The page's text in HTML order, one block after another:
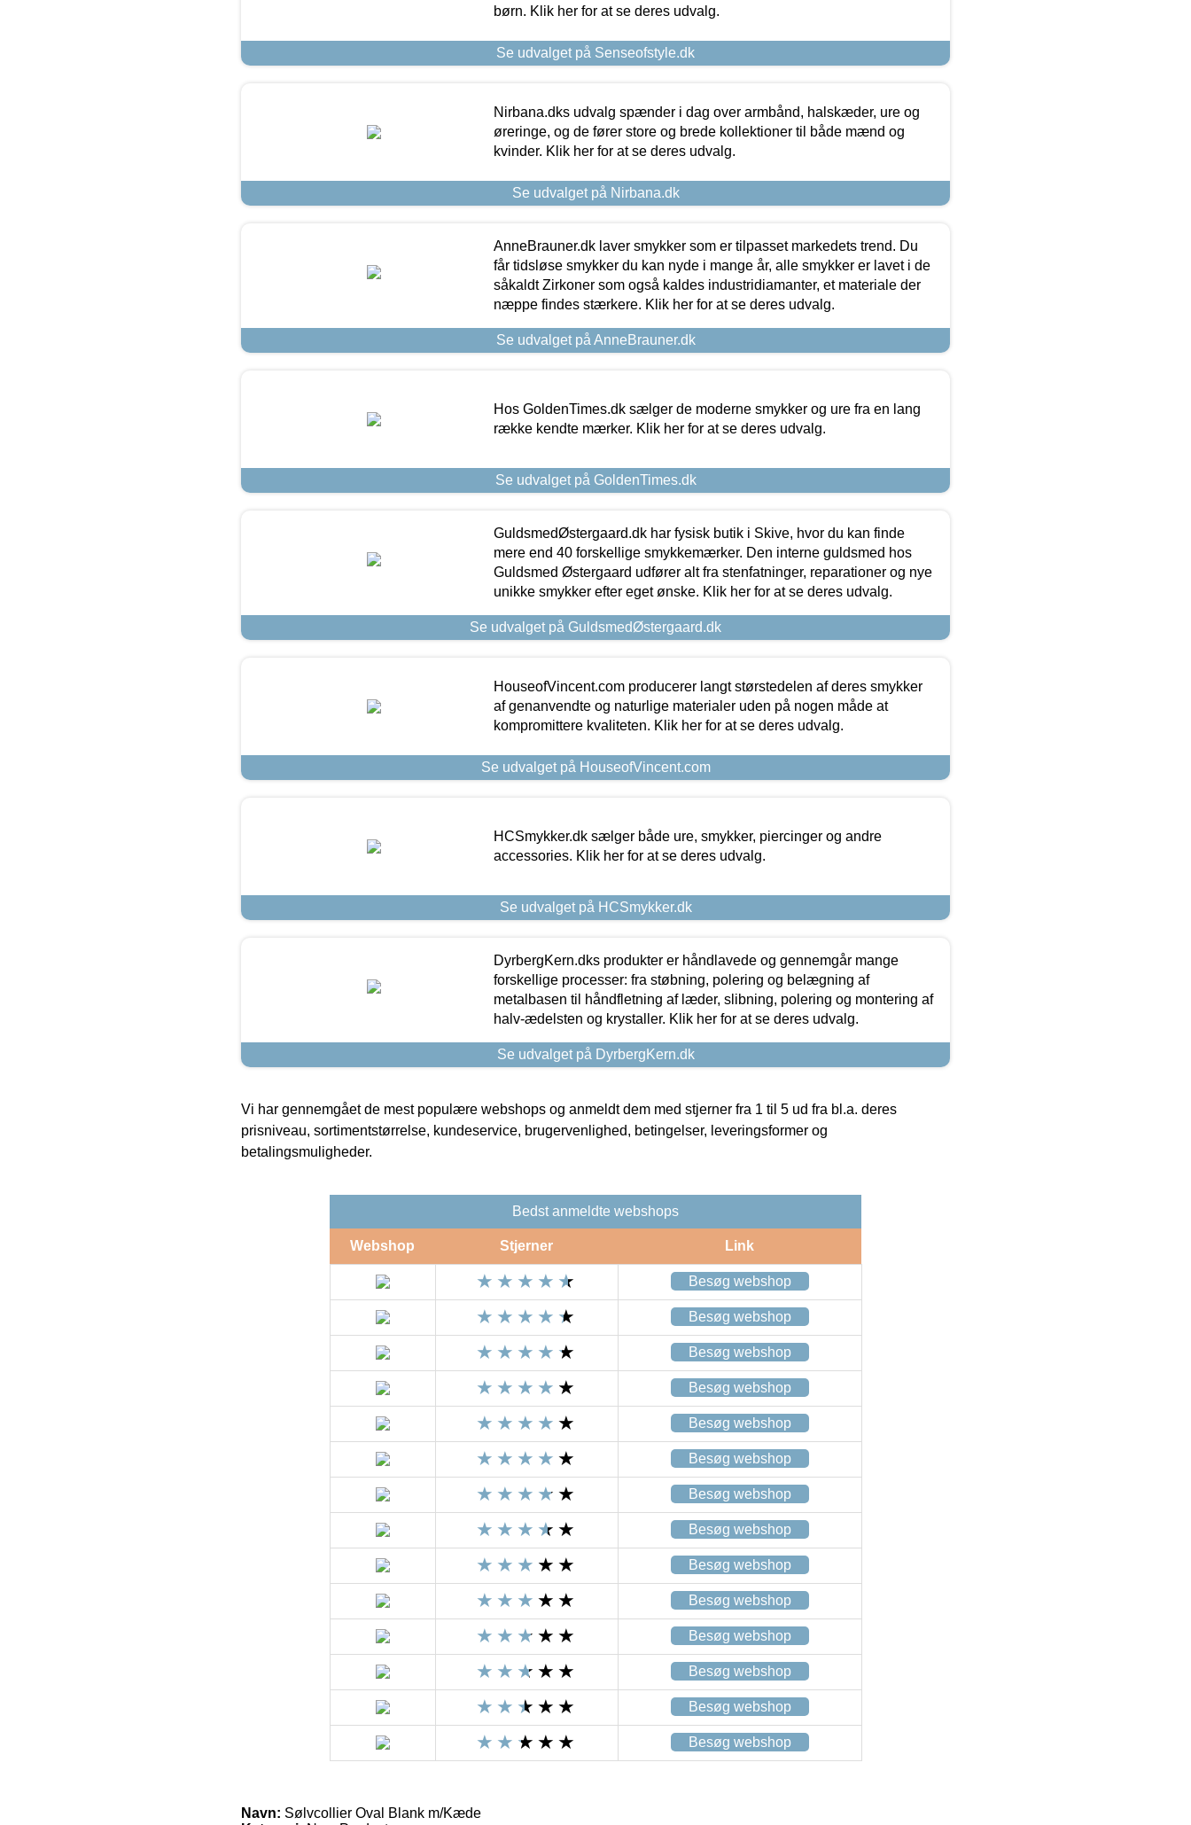
børn. Klik her for at se deres udvalg.
Se udvalget på Senseofstyle.dk
Nirbana.dks udvalg spænder i dag over armbånd, halskæder, ure og
øreringe, og de fører store og brede kollektioner til både mænd og
kvinder. Klik her for at se deres udvalg.
Se udvalget på Nirbana.dk
AnneBrauner.dk laver smykker som er tilpasset markedets trend. Du
får tidsløse smykker du kan nyde i mange år, alle smykker er lavet i de
såkaldt Zirkoner som også kaldes industridiamanter, et materiale der
næppe findes stærkere. Klik her for at se deres udvalg.
Se udvalget på AnneBrauner.dk
Hos GoldenTimes.dk sælger de moderne smykker og ure fra en lang
række kendte mærker. Klik her for at se deres udvalg.
Se udvalget på GoldenTimes.dk
GuldsmedØstergaard.dk har fysisk butik i Skive, hvor du kan finde
mere end 40 forskellige smykkemærker. Den interne guldsmed hos
Guldsmed Østergaard udfører alt fra stenfatninger, reparationer og nye
unikke smykker efter eget ønske. Klik her for at se deres udvalg.
Se udvalget på GuldsmedØstergaard.dk
HouseofVincent.com producerer langt størstedelen af deres smykker
af genanvendte og naturlige materialer uden på nogen måde at
kompromittere kvaliteten. Klik her for at se deres udvalg.
Se udvalget på HouseofVincent.com
HCSmykker.dk sælger både ure, smykker, piercinger og andre
accessories. Klik her for at se deres udvalg.
Se udvalget på HCSmykker.dk
DyrbergKern.dks produkter er håndlavede og gennemgår mange
forskellige processer: fra støbning, polering og belægning af
metalbasen til håndfletning af læder, slibning, polering og montering af
halv-ædelsten og krystaller. Klik her for at se deres udvalg.
Se udvalget på DyrbergKern.dk
Vi har gennemgået de mest populære webshops og anmeldt dem med stjerner fra 1 til 5 ud fra bl.a. deres
prisniveau, sortimentstørrelse, kundeservice, brugervenlighed, betingelser, leveringsformer og
betalingsmuligheder.
Bedst anmeldte webshops
Webshop Stjerner Link
Besøg webshop
Besøg webshop
Besøg webshop
Besøg webshop
Besøg webshop
Besøg webshop
Besøg webshop
Besøg webshop
Besøg webshop
Besøg webshop
Besøg webshop
Besøg webshop
Besøg webshop
Besøg webshop
Navn: Sølvcollier Oval Blank m/Kæde